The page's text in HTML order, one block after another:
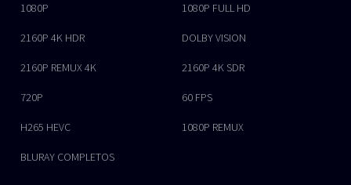
1080P 1080P FULL HD
2160P 4K HDR DOLBY VISION
2160P REMUX 4K 2160P 4K SDR
720P 60 FPS
H265 HEVC 1080P REMUX
BLURAY COMPLETOS